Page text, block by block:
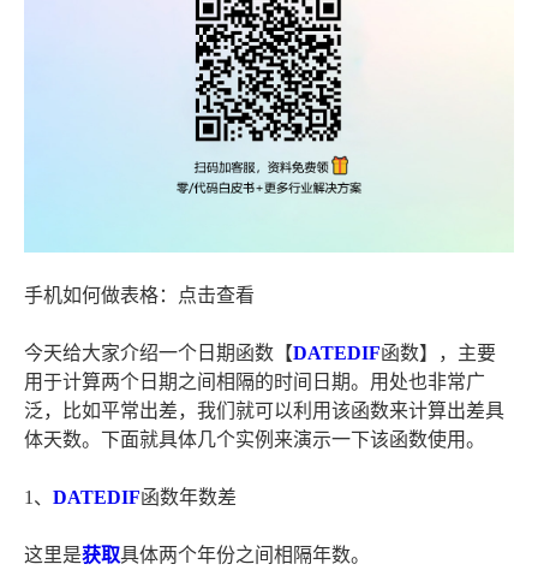
手机如何做表格：点击查看
今天给大家介绍一个日期函数【DATEDIF函数】，主要
用于计算两个日期之间相隔的时间日期。用处也非常广
泛，比如平常出差，我们就可以利用该函数来计算出差具
体天数。下面就具体几个实例来演示一下该函数使用。
1、 DATEDIF函数年数差
这里是获取具体两个年份之间相隔年数。